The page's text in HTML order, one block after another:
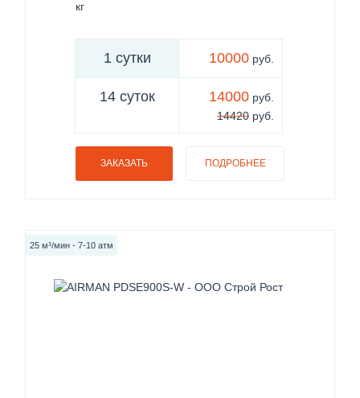
кг
1 сутки 10000 руб.
14 суток 14000 руб.
14420 руб.
ЗАКАЗАТЬ ПОДРОБНЕЕ
25 м³/мин - 7-10 атм